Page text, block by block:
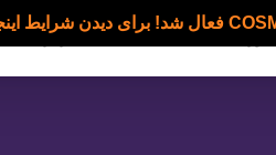
بلاگ اساتید درباره ما